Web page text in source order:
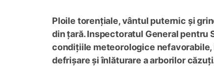
Ploile torențiale, vântul puternic și
din țară. Inspectoratul General pentru
condițiile meteorologice
defrișare și înlăturare a arborilor